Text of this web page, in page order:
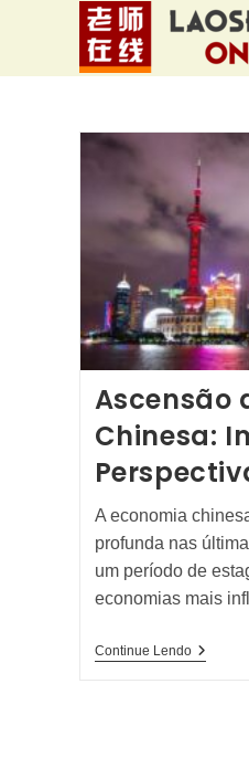
Ascensão
Chinesa:
A economia
profunda nas
um período de
economias mais
Continue LendoAscensão